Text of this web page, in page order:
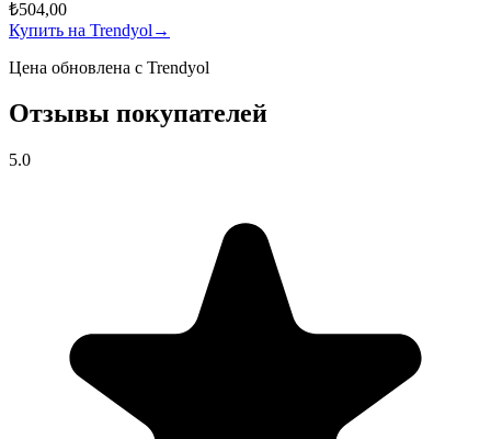
₺504,00
Купить на Trendyol →
Цена обновлена с Trendyol
Отзывы покупателей
5.0